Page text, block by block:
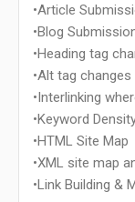
•Article
•Blog
•Heading tag
•Alt tag changes
•Interlinking
•Keyword
•HTML Site Map
•XML site map
•Link Building &